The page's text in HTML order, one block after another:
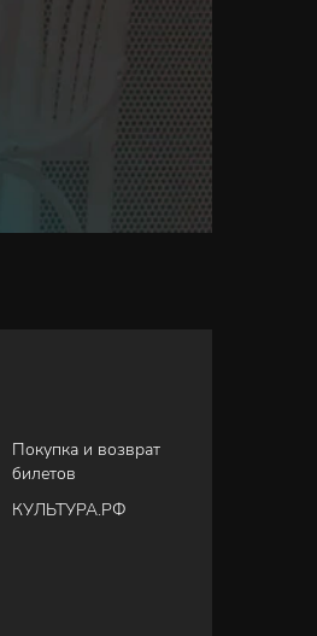
Покупка и возврат
билетов
КУЛЬТУРА.РФ